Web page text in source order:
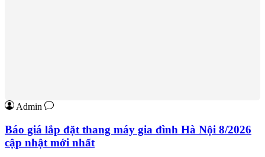
Admin
Báo giá lắp đặt thang máy gia đình Hà Nội 8/2026
cập nhật mới nhất